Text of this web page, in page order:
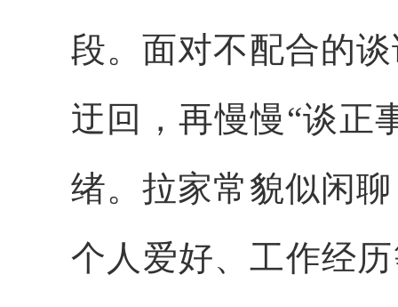
段。面对不配合的
迂回，再慢慢“谈正
绪。拉家常貌似闲
个人爱好、工作经